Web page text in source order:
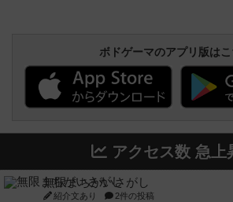
ボドゲーマのアプリ版はこ
アクセス数 急上
無限まちがいさがし
紹介文あり 2件の投稿